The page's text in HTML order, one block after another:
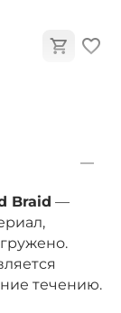
Gravel Brown
Braid —
течению.